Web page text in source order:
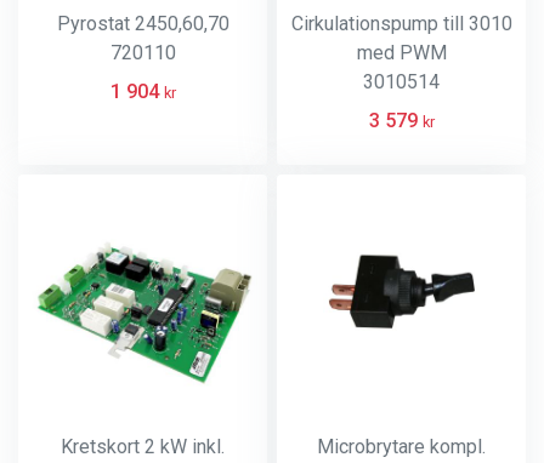
Pyrostat 2450,60,70
720110
1 904 kr
Cirkulationspump till 3010
med PWM
3010514
3 579 kr
Kretskort 2 kW inkl.
Microbrytare kompl.